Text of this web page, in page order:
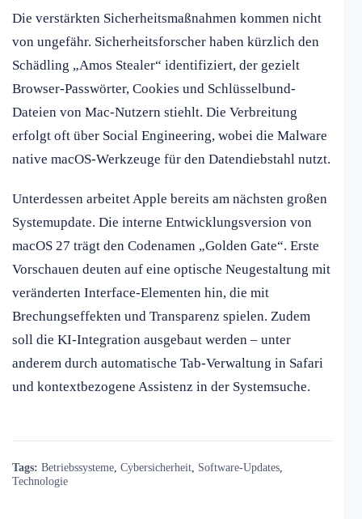
Die verstärkten Sicherheitsmaßnahmen kommen nicht
von ungefähr. Sicherheitsforscher haben kürzlich den
Schädling „Amos Stealer“ identifiziert, der gezielt
Browser-Passwörter, Cookies und Schlüsselbund-
Dateien von Mac-Nutzern stiehlt. Die Verbreitung
erfolgt oft über Social Engineering, wobei die Malware
native macOS-Werkzeuge für den Datendiebstahl nutzt.
Unterdessen arbeitet Apple bereits am nächsten großen
Systemupdate. Die interne Entwicklungsversion von
macOS 27 trägt den Codenamen „Golden Gate“. Erste
Vorschauen deuten auf eine optische Neugestaltung mit
veränderten Interface-Elementen hin, die mit
Brechungseffekten und Transparenz spielen. Zudem
soll die KI-Integration ausgebaut werden – unter
anderem durch automatische Tab-Verwaltung in Safari
und kontextbezogene Assistenz in der Systemsuche.
Tags: Betriebssysteme Cybersicherheit Software-Updates
Technologie